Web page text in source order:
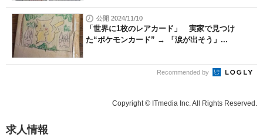
公開 2024/11/10
「世界に1枚のレアカード」 実家で見つけ
た“ポケモンカード” → 「涙が出そう」...
Recommended by
Copyright © ITmedia Inc. All Rights Reserved.
求人情報